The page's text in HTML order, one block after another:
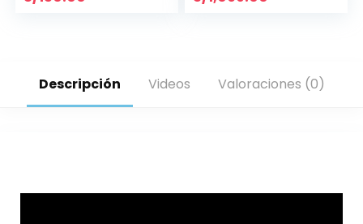
Descripción Videos Valoraciones (0)